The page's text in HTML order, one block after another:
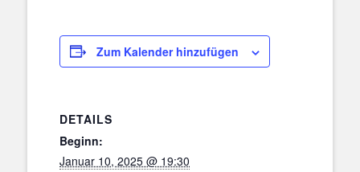
Zum Kalender hinzufügen
DETAILS
Beginn:
Januar 10, 2025 @ 19:30